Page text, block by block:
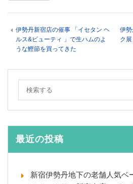
伊勢丹新宿店の催事 「イセタン ヘ
ルス&ビューティ 」で生ハムのよ
うな鰹節を買ってきた
伊
ク
最近の投稿
新宿伊勢丹地下の老舗人気ベ